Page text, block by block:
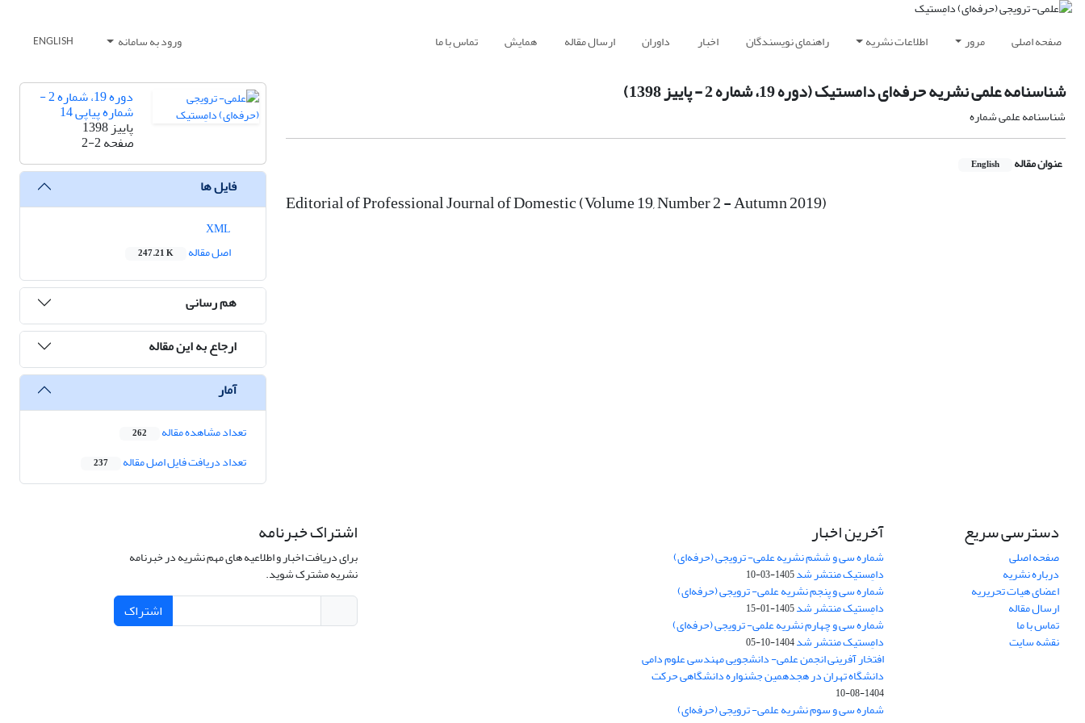
صفحه اصلی مرور اطلاعات نشریه راهنمای نویسندگان اخبار داوران ارسال مقاله همایش تماس با ما ورود به سامانه ENGLISH
شناسنامه علمی نشریه حرفه‌ای دامستیک (دوره 19، شماره 2 - پاییز 1398)
شناسنامه علمی شماره
عنوان مقاله English
Editorial of Professional Journal of Domestic (Volume 19, Number 2 - Autumn 2019)
دوره 19، شماره 2 -
شماره پیاپی 14
پاییز 1398
صفحه2-2
فایل ها
اصل مقاله
247.21 K
هم رسانی
ارجاع به این مقاله
آمار
تعداد مشاهده مقاله 262
تعداد دریافت فایل اصل مقاله 237
دسترسی سریع
صفحه اصلی
درباره نشریه
اعضای هیات تحریریه
ارسال مقاله
تماس با ما
نقشه سایت
آخرین اخبار
شماره سی و ششم نشریه علمی- ترویجی (حرفه‌ای)
دامِستیک منتشر شد1405-03-10
شماره سی و پنجم نشریه علمی- ترویجی (حرفه‌ای)
دامِستیک منتشر شد1405-01-15
شماره سی و چهارم نشریه علمی- ترویجی (حرفه‌ای)
دامِستیک منتشر شد1404-10-05
افتخار آفرینی انجمن علمی- دانشجویی مهندسی علوم دامی
دانشگاه تهران در هجدهمین جشنواره دانشگاهی حرکت
1404-08-10
شماره سی و سوم نشریه علمی- ترویجی (حرفه‌ای)
اشتراک خبرنامه
برای دریافت اخبار و اطلاعیه های مهم نشریه در خبرنامه
نشریه مشترک شوید.
اشتراک